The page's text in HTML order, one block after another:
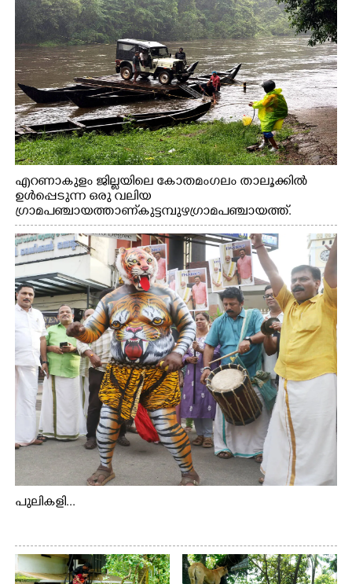
എറണാകുളം ജില്ലയിലെ കോതമംഗലം താലൂക്കിൽ
ഉൾപ്പെടുന്ന ഒരു വലിയ
ഗ്രാമപഞ്ചായത്താണ് കുട്ടമ്പുഴ ഗ്രാമ പഞ്ചായത്ത്.
ആദിവാസി ഊരുകളായ വെള്ളാരംകുത്ത്, കത്തിപ്പാറ,
ഉറിയംപെട്ടി, തേക്കല്ല്, വെട്ടിക്കല്ല്, മഞ്ചപ്പാറ എന്നീ ആറു
സ്ഥലങ്ങളിലേക്കുള്ള പ്രധാന സഞ്ചാര മാർഗമാണ് ഈ
കാണുന്ന കടത്ത് വള്ളം
പുലികളി...